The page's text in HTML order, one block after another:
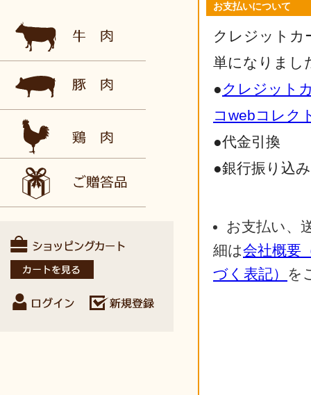
お支払いについて
クレジットカ
単になりまし
●クレジット
コwebコレク
●代金引換
●銀行振り込
お支払い、
細は会社概要
づく表記） を